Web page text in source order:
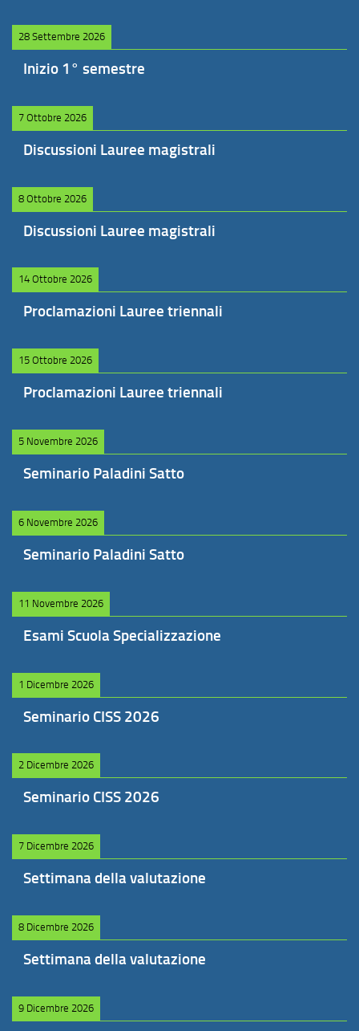
28 Settembre 2026
Inizio 1° semestre
7 Ottobre 2026
Discussioni Lauree magistrali
8 Ottobre 2026
Discussioni Lauree magistrali
14 Ottobre 2026
Proclamazioni Lauree triennali
15 Ottobre 2026
Proclamazioni Lauree triennali
5 Novembre 2026
Seminario Paladini Satto
6 Novembre 2026
Seminario Paladini Satto
11 Novembre 2026
Esami Scuola Specializzazione
1 Dicembre 2026
Seminario CISS 2026
2 Dicembre 2026
Seminario CISS 2026
7 Dicembre 2026
Settimana della valutazione
8 Dicembre 2026
Settimana della valutazione
9 Dicembre 2026